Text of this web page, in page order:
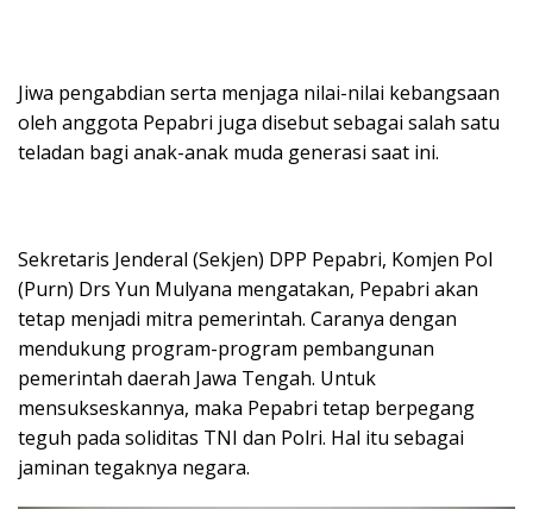
Jiwa pengabdian serta menjaga nilai-nilai kebangsaan
oleh anggota Pepabri juga disebut sebagai salah satu
teladan bagi anak-anak muda generasi saat ini.
Sekretaris Jenderal (Sekjen) DPP Pepabri, Komjen Pol
(Purn) Drs Yun Mulyana mengatakan, Pepabri akan
tetap menjadi mitra pemerintah. Caranya dengan
mendukung program-program pembangunan
pemerintah daerah Jawa Tengah. Untuk
mensukseskannya, maka Pepabri tetap berpegang
teguh pada soliditas TNI dan Polri. Hal itu sebagai
jaminan tegaknya negara.